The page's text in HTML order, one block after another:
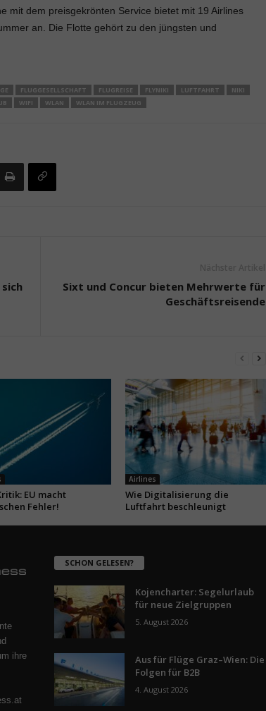
mit dem preisgekrönten Service bietet mit 19 Airlines
an. Die Flotte gehört zu den jüngsten und
FLUGGESELLSCHAFT FLUGREISE FLYNIKI LUFTFAHRT
NIKI
WIFI WLAN WLAN IM FLUGZEUG
Sixt und Concur bieten Mehrwerte für
Geschäftsreisende
EU macht
Fehler!
Airlines
Wie Digitalisierung die
Luftfahrt beschleunigt
ihre
SCHON GELESEN?
Kojencharter: Segelurlaub
für neue Zielgruppen
5. August 2026
Aus für Flüge Graz–Wien: Die
Folgen für B2B
4. August 2026